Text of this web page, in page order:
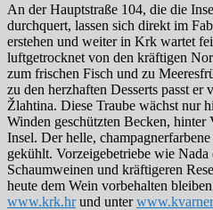
An der Hauptstraße 104, die die
durchquert, lassen sich direkt im
erstehen und weiter in Krk wartet
luftgetrocknet von den kräftigen
zum frischen Fisch und zu
zu den herzhaften Desserts passt
Žlahtina. Diese Traube wächst nur
Winden geschützten Becken, hinter
Insel. Der helle,
gekühlt. Vorzeigebetriebe wie
Schaumweinen und kräftigeren
heute dem Wein vorbehalten
www.krk.hrund unter